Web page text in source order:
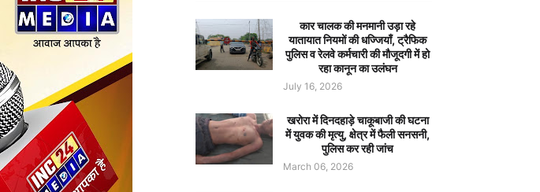
कार चालक की मनमानी उड़ा रहे
यातायात नियमों की धज्जियाँ, ट्रैफिक
पुलिस व रेलवे कर्मचारी की मौजूदगी में हो
रहा कानून का उलंघन
July 16, 2026
खरोरा में दिनदहाड़े चाकूबाजी की घटना
में युवक की मृत्यु, क्षेत्र में फैली सनसनी,
पुलिस कर रही जांच
March 06, 2026